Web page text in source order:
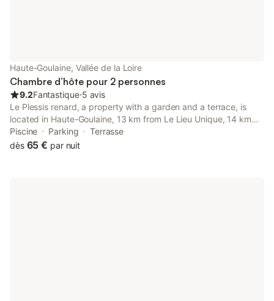
Haute-Goulaine, Vallée de la Loire
Chambre d’hôte pour 2 personnes
9.2Fantastique⋅5 avis
Le Plessis renard, a property with a garden and a terrace, is
located in Haute-Goulaine, 13 km from Le Lieu Unique, 14 km
from Bouffay area, as well as 14 km from Botanical Garden of
Nantes.
Piscine Parking
Terrasse
dès 65 € par nuit